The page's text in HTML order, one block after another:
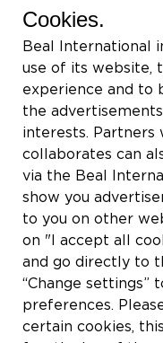
Rue du Tronquoy, 8
付加価値税:
+32 81 83 57 57
info@beal.be
私たちをフォロー
Cookies.
Beal International
use of its website,
experience and to
the
interests. Partners
collaborates can
via the Beal
show you
to you on other
on "I accept all
and go directly to
“Change settings”
preferences.
certain cookies,